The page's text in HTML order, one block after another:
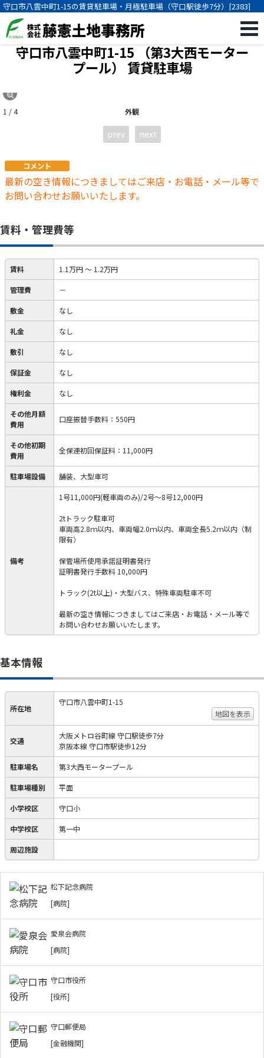
守口市八雲中町1-15の賃貸駐車場・月極駐車場（守口駅徒歩7分）[2383]
守口市八雲中町1-15 （第3大西モーター
プール） 賃貸駐車場
外観
1 / 4
prev next
コメント
最新の空き情報につきましてはご来店・お電話・メール等で
お問い合わせお願いいたします。
賃料・管理費等
賃料 1.1万円～ 1.2万円
管理費 －
敷金 なし
礼金 なし
敷引 なし
保証金 なし
権利金 なし
その他月額
費用
口座振替手数料 ： 550円
その他初期
費用
全保連初回保証料 ： 11,000円
駐車場設備 舗装、大型車可
備考
1号11,000円(軽車両のみ)/2号～8号12,000円
2tトラック駐車可
車両高2.8ｍ以内、車両幅2.0ｍ以内、車両全長5.2ｍ以内（制
限有）
保管場所使用承諾証明書発行
証明書発行手数料 10,000円
トラック(2t以上)・大型バス、特殊車両駐車不可
最新の空き情報につきましてはご来店・お電話・メール等で
お問い合わせお願いいたします。
基本情報
所在地
守口市八雲中町1-15
地図を表示
交通
大阪メトロ谷町線 守口駅徒歩7分
京阪本線 守口市駅徒歩12分
駐車場名 第3大西モータープール
駐車場種別 平面
小学校区 守口小
中学校区 第一中
周辺施設
松下記念病院
[病院]
愛泉会病院
[病院]
守口市役所
[役所]
守口郵便局
[金融機関]